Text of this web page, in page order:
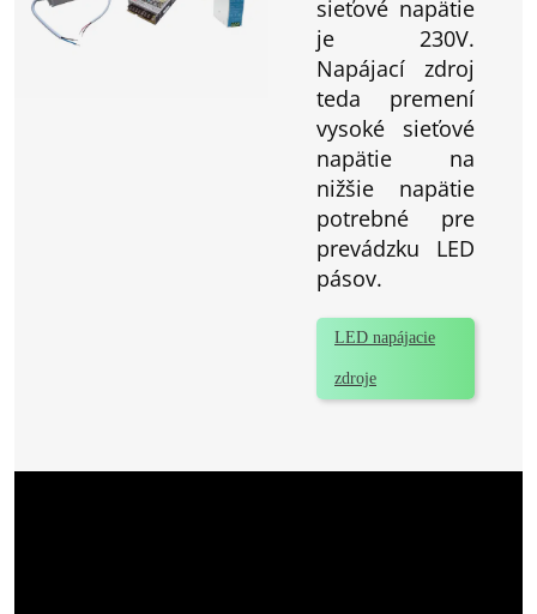
sieťové napätie
je 230V.
Napájací zdroj
teda premení
vysoké sieťové
napätie na
nižšie napätie
potrebné pre
prevádzku LED
pásov.
LED napájacie
zdroje